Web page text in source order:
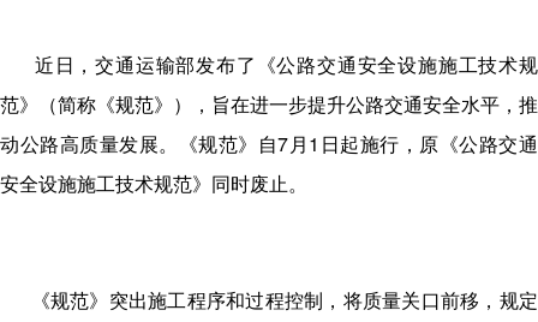
近日，交通运输部发布了《公路交通安全设施施工技术规
范》（简称《规范》），旨在进一步提升公路交通安全水平，推
动公路高质量发展。《规范》自7月1日起施行，原《公路交通
安全设施施工技术规范》同时废止。
《规范》突出施工程序和过程控制，将质量关口前移，规定